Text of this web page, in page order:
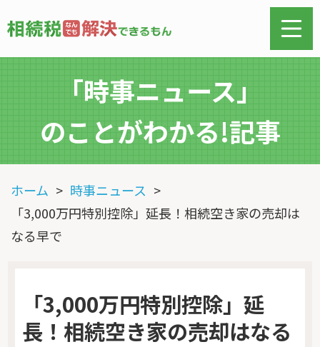
「時事ニュース」
のことがわかる!記事
ホーム
時事ニュース
「3,000万円特別控除」延長！相続空き家の売却は
なる早で
「3,000万円特別控除」延
長！相続空き家の売却はなる